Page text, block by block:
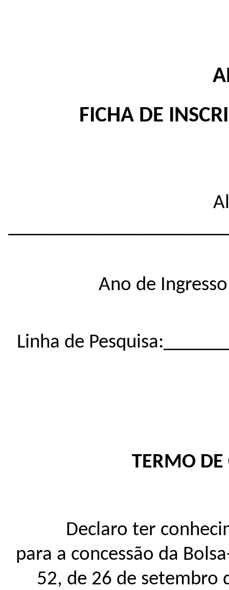
FICHA DE
Ano de
Linha de
TERMO
Declaro ter
para a concessão da
52, de 26 de setembro